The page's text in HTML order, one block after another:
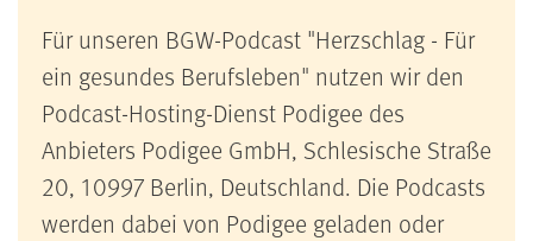
Für unseren BGW-Podcast "Herzschlag - Für
ein gesundes Berufsleben" nutzen wir den
Podcast-Hosting-Dienst Podigee des
Anbieters Podigee GmbH, Schlesische Straße
20, 10997 Berlin, Deutschland. Die Podcasts
werden dabei von Podigee geladen oder